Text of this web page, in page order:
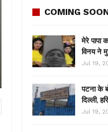
COMING
मेरे पापा
विनय ने
Jul 19,
पटना के
दिल्ली,
Jul 19,